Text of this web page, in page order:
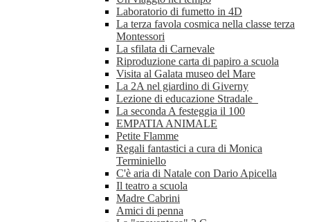
Laboratorio di fumetto in 4D
La terza favola cosmica nella classe terza
Montessori
La sfilata di Carnevale
Riproduzione carta di papiro a scuola
Visita al Galata museo del Mare
La 2A nel giardino di Giverny
Lezione di educazione Stradale
La seconda A festeggia il 100
EMPATIA ANIMALE
Petite Flamme
Regali fantastici a cura di Monica
Terminiello
C'è aria di Natale con Dario Apicella
Il teatro a scuola
Madre Cabrini
Amici di penna